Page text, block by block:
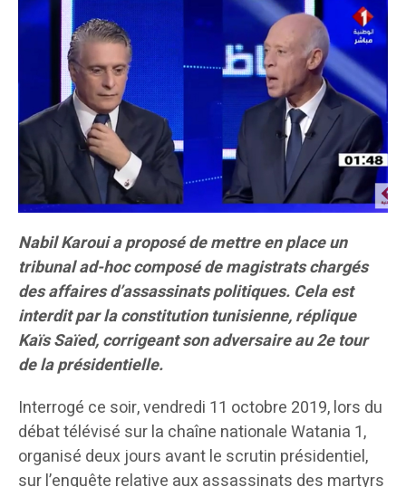
Nabil Karoui a proposé de mettre en place un
tribunal ad-hoc composé de magistrats chargés
des affaires d’assassinats politiques. Cela est
interdit par la constitution tunisienne, réplique
Kaïs Saïed,corrigeantson adversaire au 2e tour
de la présidentielle.
Interrogé ce soir, vendredi 11 octobre 2019, lors du
débat télévisé sur la chaîne nationale Watania 1,
organisé deux jours avant le scrutin présidentiel,
sur l’enquête relative aux assassinats des martyrs